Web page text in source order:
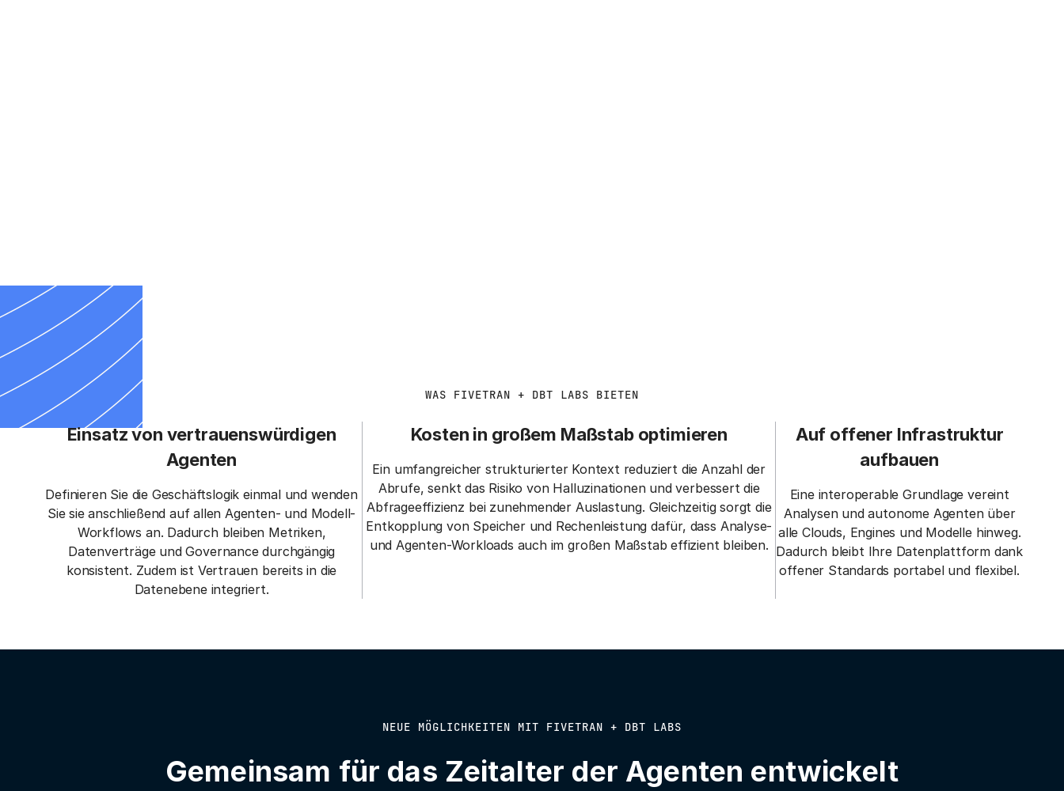
WAS FIVETRAN + DBT LABS BIETEN
Einsatz von vertrauenswürdigen
Agenten
Definieren Sie die Geschäftslogik einmal und wenden
Sie sie anschließend auf allen Agenten- und Modell-
Workflows an. Dadurch bleiben Metriken,
Datenverträge und Governance durchgängig
konsistent. Zudem ist Vertrauen bereits in die
Datenebene integriert.
Kosten in großem Maßstab optimieren
Ein umfangreicher strukturierter Kontext reduziert die Anzahl der
Abrufe, senkt das Risiko von Halluzinationen und verbessert die
Abfrageeffizienz bei zunehmender Auslastung. Gleichzeitig sorgt die
Entkopplung von Speicher und Rechenleistung dafür, dass Analyse-
und Agenten-Workloads auch im großen Maßstab effizient bleiben.
Auf offener Infrastruktur
aufbauen
Eine interoperable Grundlage vereint
Analysen und autonome Agenten über
alle Clouds, Engines und Modelle hinweg.
Dadurch bleibt Ihre Datenplattform dank
offener Standards portabel und flexibel.
NEUE MÖGLICHKEITEN MIT FIVETRAN + DBT LABS
Gemeinsam für das Zeitalter der Agenten entwickelt